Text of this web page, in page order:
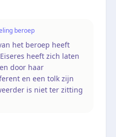
beroep
het beroep heeft
heeft zich laten
door haar
en een tolk zijn
is niet ter zitting